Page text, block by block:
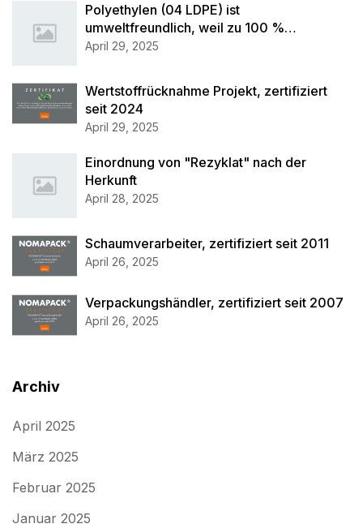
Polyethylen (04 LDPE) ist
umweltfreundlich, weil zu 100 %
recyclingfähig
April 29, 2025
Wertstoffrücknahme Projekt, zertifiziert
seit 2024
April 29, 2025
Einordnung von "Rezyklat" nach der
Herkunft
April 28, 2025
Schaumverarbeiter, zertifiziert seit 2011
April 26, 2025
Verpackungshändler, zertifiziert seit 2007
April 26, 2025
Archiv
April 2025
März 2025
Februar 2025
Januar 2025